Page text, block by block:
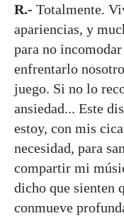
R.- Totalmente.
apariencias, y
para no
enfrentarlo
juego. Si no lo
ansiedad... Este
estoy, con mis
necesidad, para
compartir mi
dicho que sienten
conmueve